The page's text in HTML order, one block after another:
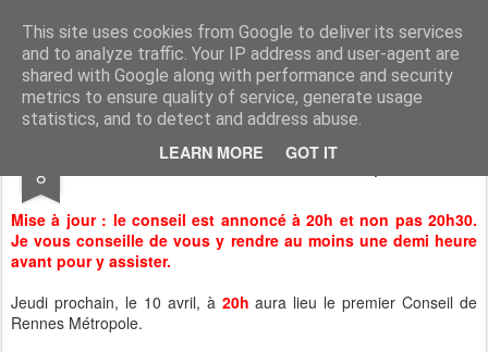
This site uses cookies from Google to deliver its services
and to analyze traffic. Your IP address and user-agent are
shared with Google along with performance and security
metrics to ensure quality of service, generate usage
statistics, and to detect and address abuse.
LEARN MORE GOT IT
Sauvons les Longs Champs ! Les habitants des Longs Champs sont pour le métro, mais veulent que celui-ci s'insère de manière respectueuse de leur environnement.
8 Conseil de Rennes Métropole
Mise à jour : le conseil est annoncé à 20h et non pas 20h30.
Je vous conseille de vous y rendre au moins une demi heure
avant pour y assister.
Jeudi prochain, le 10 avril, à 20h aura lieu le premier Conseil de
Rennes Métropole.